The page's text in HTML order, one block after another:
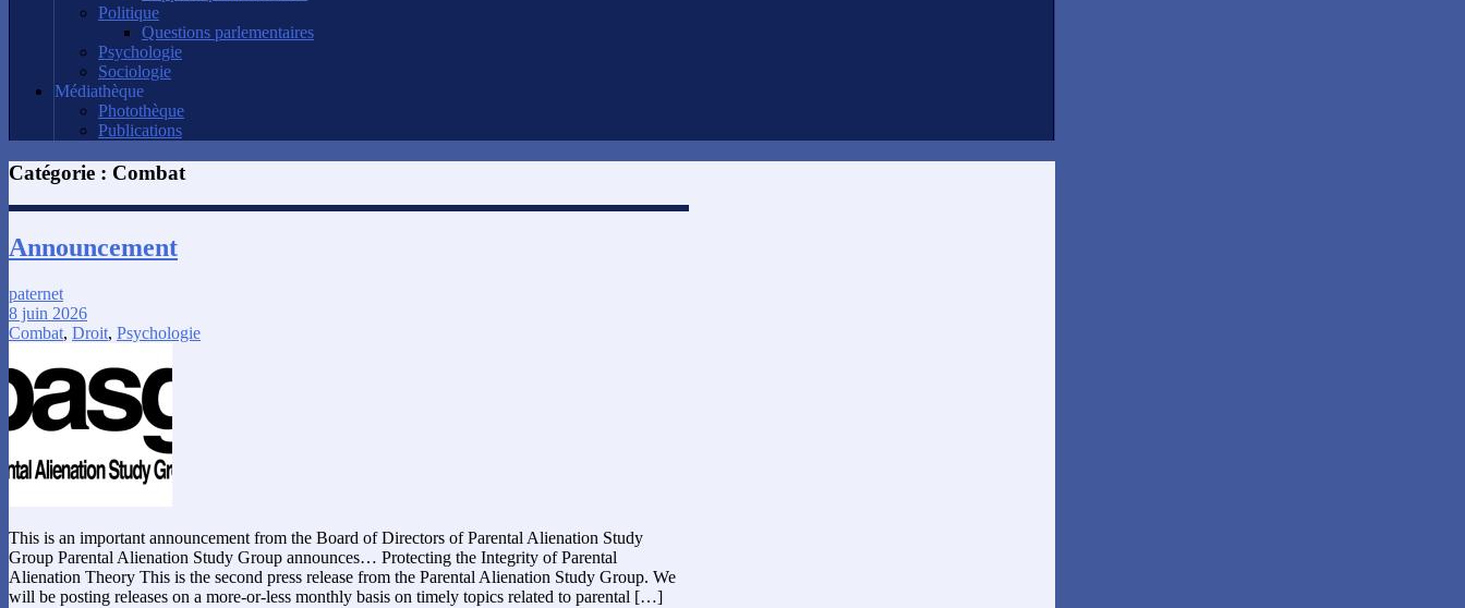
Politique
Questions parlementaires
Psychologie
Sociologie
Médiathèque
Photothèque
Publications
Catégorie : Combat
Announcement
paternet
8 juin 2026
Combat, Droit, Psychologie
This is an important announcement from the Board of Directors of Parental Alienation Study
Group Parental Alienation Study Group announces… Protecting the Integrity of Parental
Alienation Theory This is the second press release from the Parental Alienation Study Group. We
will be posting releases on a more-or-less monthly basis on timely topics related to parental […]